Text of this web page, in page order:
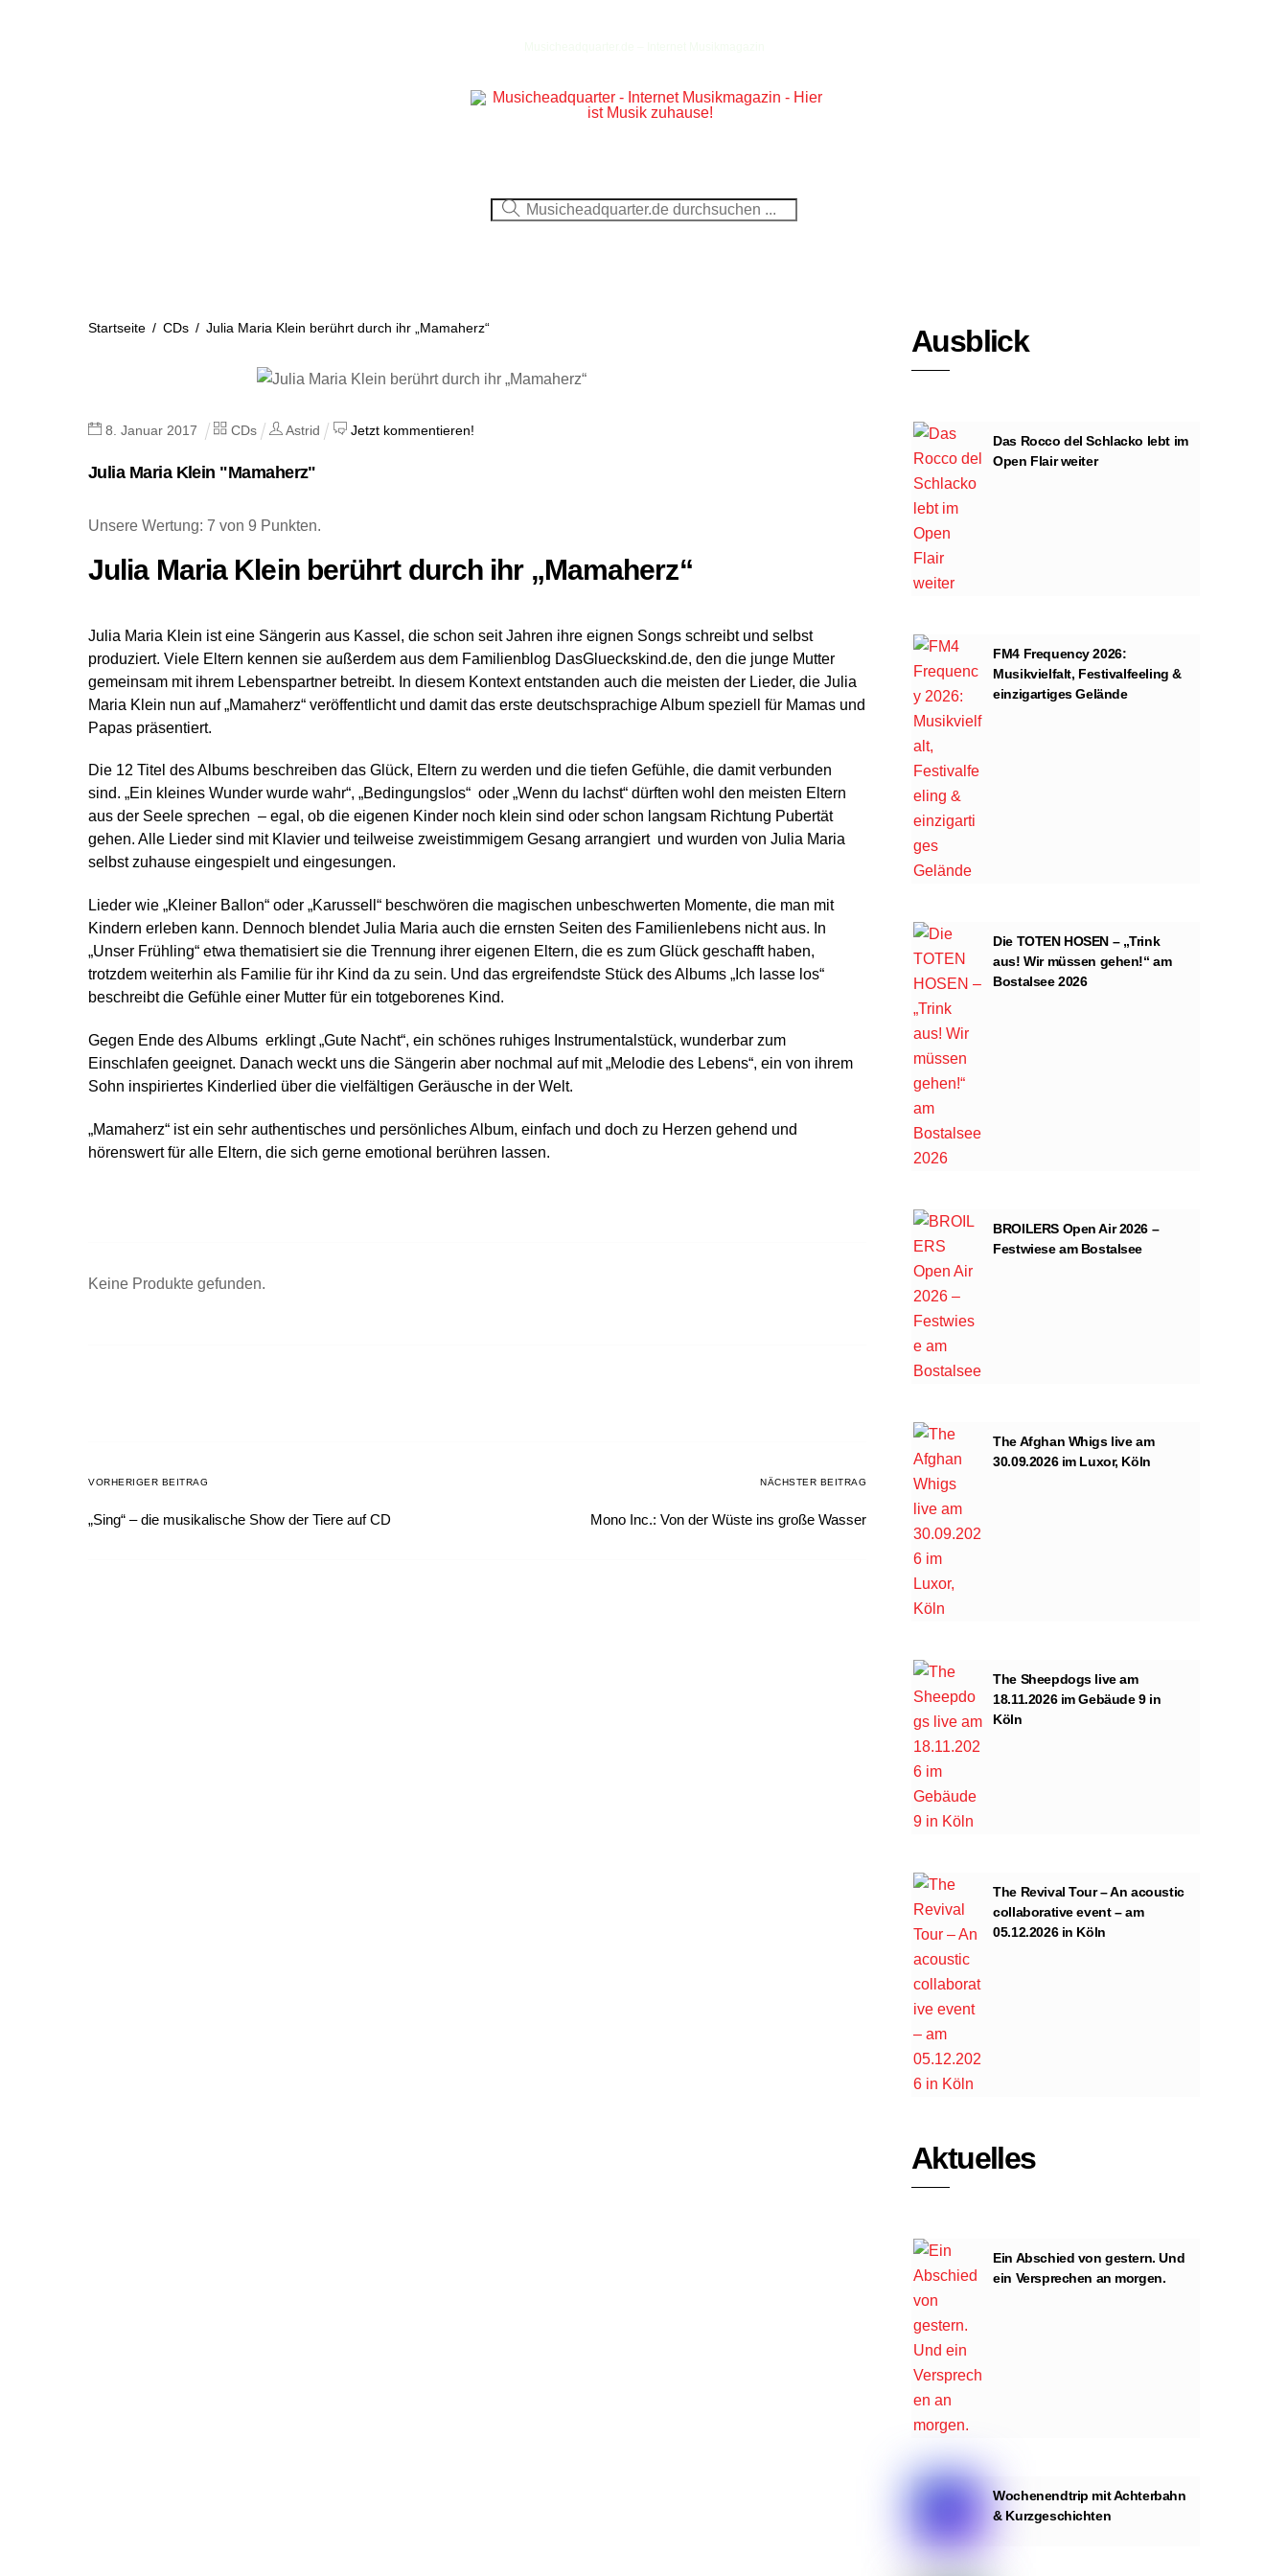
Startseite / CDs / Julia Maria Klein berührt durch ihr „Mamaherz“
8 Januar 2017 CDs Astrid Jetzt kommentieren!
Julia Maria Klein "Mamaherz"
Unsere Wertung: 7 von 9 Punkten.
Julia Maria Klein berührt durch ihr „Mamaherz“
Julia Maria Klein ist eine Sängerin aus Kassel, die schon seit Jahren ihre eignen Songs schreibt und selbst
produziert. Viele Eltern kennen sie außerdem aus dem Familienblog DasGlueckskind.de, den die junge Mutter
gemeinsam mit ihrem Lebenspartner betreibt. In diesem Kontext entstanden auch die meisten der Lieder, die Julia
Maria Klein nun auf „Mamaherz“ veröffentlicht und damit das erste deutschsprachige Album speziell für Mamas und
Papas präsentiert.
Die 12 Titel des Albums beschreiben das Glück, Eltern zu werden und die tiefen Gefühle, die damit verbunden
sind. „Ein kleines Wunder wurde wahr“, „Bedingungslos“ oder „Wenn du lachst“ dürften wohl den meisten Eltern
aus der Seele sprechen – egal, ob die eigenen Kinder noch klein sind oder schon langsam Richtung Pubertät
gehen. Alle Lieder sind mit Klavier und teilweise zweistimmigem Gesang arrangiert und wurden von Julia Maria
selbst zuhause eingespielt und eingesungen.
Lieder wie „Kleiner Ballon“ oder „Karussell“ beschwören die magischen unbeschwerten Momente, die man mit
Kindern erleben kann. Dennoch blendet Julia Maria auch die ernsten Seiten des Familienlebens nicht aus. In
„Unser Frühling“ etwa thematisiert sie die Trennung ihrer eigenen Eltern, die es zum Glück geschafft haben,
trotzdem weiterhin als Familie für ihr Kind da zu sein. Und das ergreifendste Stück des Albums „Ich lasse los“
beschreibt die Gefühle einer Mutter für ein totgeborenes Kind.
Gegen Ende des Albums erklingt „Gute Nacht“, ein schönes ruhiges Instrumentalstück, wunderbar zum
Einschlafen geeignet. Danach weckt uns die Sängerin aber nochmal auf mit „Melodie des Lebens“, ein von ihrem
Sohn inspiriertes Kinderlied über die vielfältigen Geräusche in der Welt.
„Mamaherz“ ist ein sehr authentisches und persönliches Album, einfach und doch zu Herzen gehend und
hörenswert für alle Eltern, die sich gerne emotional berühren lassen.
Keine Produkte gefunden.
VORHERIGER BEITRAG
„Sing“ – die musikalische Show der Tiere auf CD
NÄCHSTER BEITRAG
Mono Inc.: Von der Wüste ins große Wasser
Ausblick
Das Rocco del Schlacko lebt im
Open Flair weiter
FM4 Frequency 2026:
Musikvielfalt, Festivalfeeling &
einzigartiges Gelände
Die TOTEN HOSEN – „Trink
aus! Wir müssen gehen!“ am
Bostalsee 2026
BROILERS Open Air 2026 –
Festwiese am Bostalsee
The Afghan Whigs live am
30.09.2026 im Luxor, Köln
The Sheepdogs live am
18.11.2026 im Gebäude 9 in
Köln
The Revival Tour – An acoustic
collaborative event – am
05.12.2026 in Köln
Aktuelles
Ein Abschied von gestern. Und
ein Versprechen an morgen.
Wochenendtrip mit Achterbahn
& Kurzgeschichten